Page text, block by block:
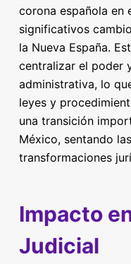
corona española en
significativos
la Nueva España.
centralizar el poder
administrativa, lo
leyes y
una transición
México, sentando
transformaciones
Impacto
Judicial